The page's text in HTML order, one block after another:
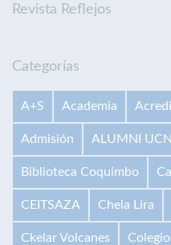
Revista Reflejos
Categorías
A+S Academia
Admisión ALUMNI UCN
Biblioteca Coquimbo
CEITSAZA Chela Lira
Ckelar Volcanes